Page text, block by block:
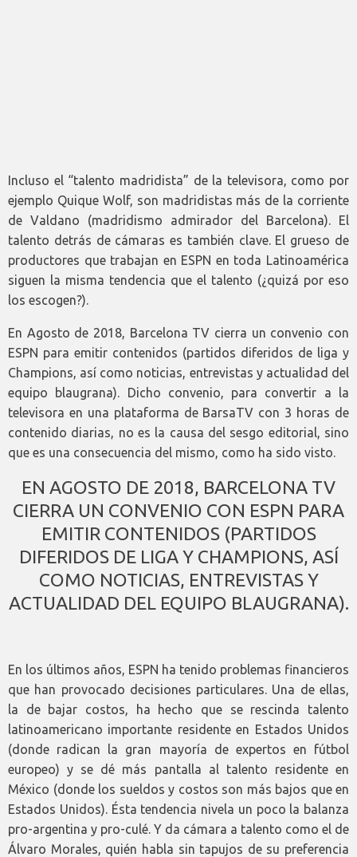
Incluso el “talento madridista” de la televisora, como por
ejemplo Quique Wolf, son madridistas más de la corriente
de Valdano (madridismo admirador del Barcelona). El
talento detrás de cámaras es también clave. El grueso de
productores que trabajan en ESPN en toda Latinoamérica
siguen la misma tendencia que el talento (¿quizá por eso
los escogen?).
En Agosto de 2018, Barcelona TV cierra un convenio con
ESPN para emitir contenidos (partidos diferidos de liga y
Champions, así como noticias, entrevistas y actualidad del
equipo blaugrana). Dicho convenio, para convertir a la
televisora en una plataforma de BarsaTV con 3 horas de
contenido diarias, no es la causa del sesgo editorial, sino
que es una consecuencia del mismo, como ha sido visto.
EN AGOSTO DE 2018, BARCELONA TV
CIERRA UN CONVENIO CON ESPN PARA
EMITIR CONTENIDOS (PARTIDOS
DIFERIDOS DE LIGA Y CHAMPIONS, ASÍ
COMO NOTICIAS, ENTREVISTAS Y
ACTUALIDAD DEL EQUIPO BLAUGRANA).
En los últimos años, ESPN ha tenido problemas financieros
que han provocado decisiones particulares. Una de ellas,
la de bajar costos, ha hecho que se rescinda talento
latinoamericano importante residente en Estados Unidos
(donde radican la gran mayoría de expertos en fútbol
europeo) y se dé más pantalla al talento residente en
México (donde los sueldos y costos son más bajos que en
Estados Unidos). Ésta tendencia nivela un poco la balanza
pro-argentina y pro-culé. Y da cámara a talento como el de
Álvaro Morales, quién habla sin tapujos de su preferencia